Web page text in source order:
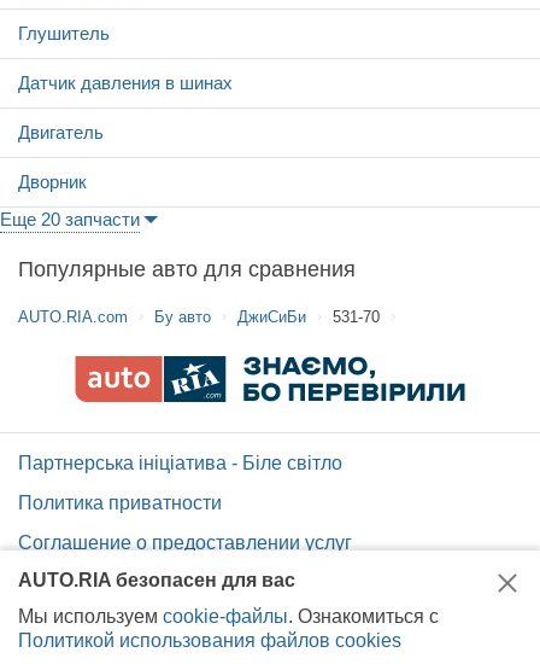
Глушитель
Датчик давления в шинах
Двигатель
Дворник
Еще 20 запчасти
Популярные авто для сравнения
AUTO.RIA.com Бу авто ДжиСиБи 531-70
Партнерська ініціатива - Біле світло
Политика приватности
Соглашение о предоставлении услуг
Помощь по сайту AUTO.RIA
Карта сайта
AUTO.RIA безопасен для вас
Мы используем cookie-файлы. Ознакомиться с
Политикой использования файлов cookies